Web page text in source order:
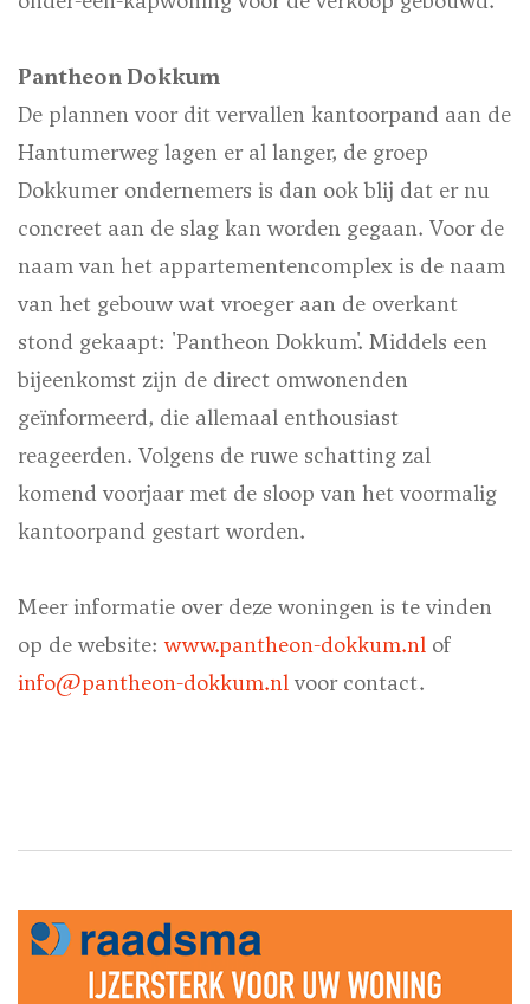
Pantheon Dokkum
De plannen voor dit vervallen kantoorpand aan de
Hantumerweg lagen er al langer, de groep
Dokkumer ondernemers is dan ook blij dat er nu
concreet aan de slag kan worden gegaan. Voor de
naam van het appartementencomplex is de naam
van het gebouw wat vroeger aan de overkant
stond gekaapt: 'Pantheon Dokkum'. Middels een
bijeenkomst zijn de direct omwonenden
geïnformeerd, die allemaal enthousiast
reageerden. Volgens de ruwe schatting zal
komend voorjaar met de sloop van het voormalig
kantoorpand gestart worden.
Meer informatie over deze woningen is te vinden
op de website:www.pantheon-dokkum.nl of
info@pantheon-dokkum.nl voor contact.